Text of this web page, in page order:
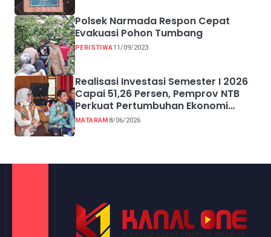
Polsek Narmada Respon Cepat
Evakuasi Pohon Tumbang
PERISTIWA11/09/2023
Realisasi Investasi Semester I 2026
Capai 51,26 Persen, Pemprov NTB
Perkuat Pertumbuhan Ekonomi
Inklusif melalui UMKM
MATARAM 8/06/2026